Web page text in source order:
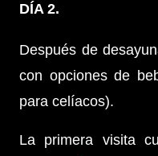
DÍA 2.
Después de
con opciones de
para celíacos).
La primera visita